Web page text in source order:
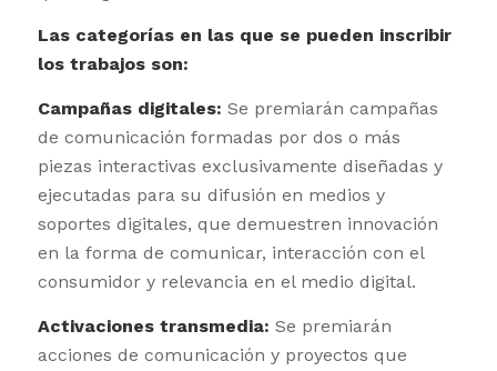
Las categorías en las que se pueden inscribir
los trabajos son:
Campañas digitales: Se premiarán campañas
de comunicación formadas por dos o más
piezas interactivas exclusivamente diseñadas y
ejecutadas para su difusión en medios y
soportes digitales, que demuestren innovación
en la forma de comunicar, interacción con el
consumidor y relevancia en el medio digital.
Activaciones transmedia: Se premiarán
acciones de comunicación y proyectos que